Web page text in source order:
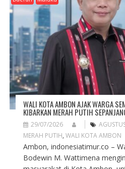
A
O
N
WALI KOTA AMBON AJAK WARGA
KIBARKAN MERAH PUTIH
29/07/2026
MERAH PUTIH, WALI KOTA AMBON
Ambon, indonesiatimur.co –
Bodewin M. Wattimena